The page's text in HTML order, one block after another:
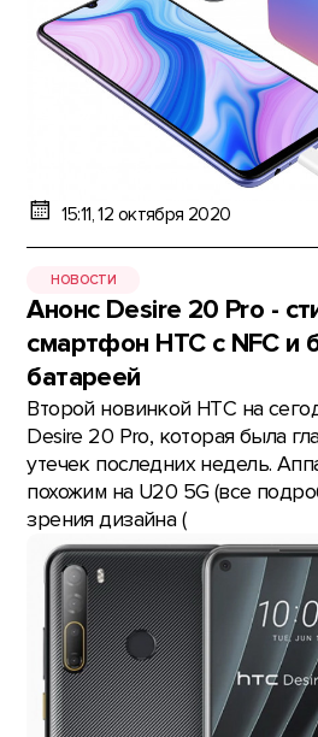
15:11, 12 октября 2020
НОВОСТИ
Анонс Desire 20 Pro -
смартфон HTC с NFC и
батареей
Второй новинкой HTC на
Desire 20 Pro, которая была
утечек последних недель.
похожим на U20 5G (все
зрения дизайна (